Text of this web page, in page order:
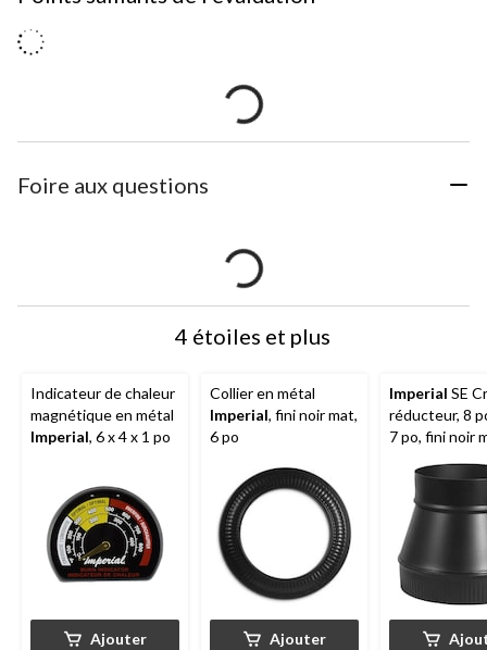
Foire aux questions
4 étoiles et plus
Indicateur de chaleur
magnétique en métal
Imperial, 6 x 4 x 1 po
Ajouter
Collier en métal
Imperial, fini noir mat,
6 po
Ajouter
Imperial SE
réducteur, 8
7 po, fini noir